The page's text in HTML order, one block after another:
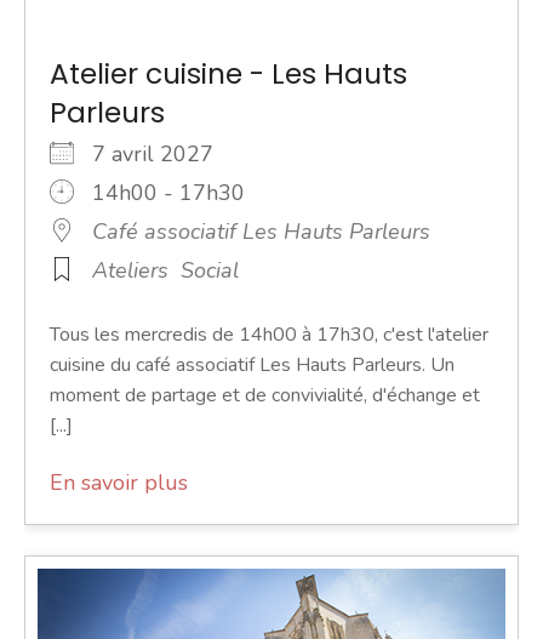
Atelier cuisine - Les Hauts
Parleurs
7 avril 2027
14h00 - 17h30
Café associatif Les Hauts Parleurs
Ateliers Social
Tous les mercredis de 14h00 à 17h30, c'est l'atelier
cuisine du café associatif Les Hauts Parleurs. Un
moment de partage et de convivialité, d'échange et
[...]
En savoir plus